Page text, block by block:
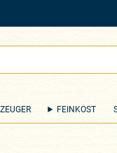
FEINKOST